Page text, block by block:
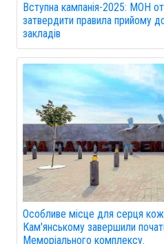
Вступна кампанія-2025: МОН
затвердити правила прийому
закладів
Особливе місце для серця
Кам'янському завершили
Меморіального комплексу.